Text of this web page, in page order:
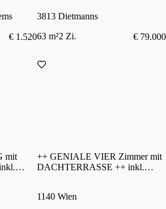
€ 1.520
3813 Dietmanns
63 m²2 Zi.
€ 79.000
mit
++ GENIALE VIER Zimmer mit
DACHTERRASSE ++ inkl.
1140 Wien